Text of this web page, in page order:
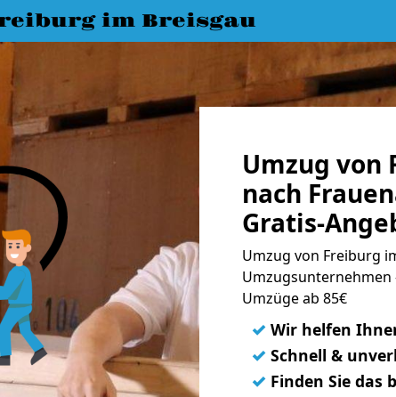
im Breisgau
Umzug von
nach
Gratis-
Umzug von Freiburg
Umzugsunternehmen
Umzüge ab 85€
✓ Wir helfen
✓ Schnell &
✓ Finden Sie das